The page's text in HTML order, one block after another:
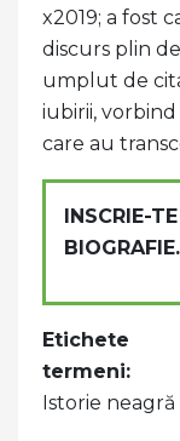
x2019; a fost
discurs plin
umplut de
iubirii,
care au
INSCRIE-
Etichete
termeni:
Istorie neagră